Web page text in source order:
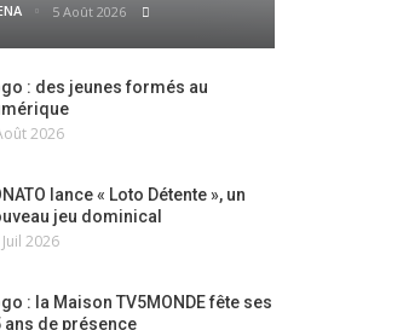
5 Août 2026
: des jeunes formés au
2026
lance « Loto Détente », un
jeu dominical
2026
: la Maison TV5MONDE fête ses
ans de présence